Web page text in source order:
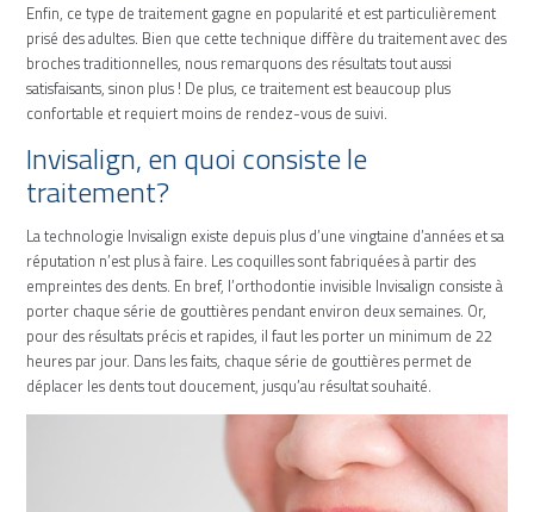
Enfin, ce type de traitement gagne en popularité et est particulièrement
prisé des adultes. Bien que cette technique diffère du traitement avec des
broches traditionnelles, nous remarquons des résultats tout aussi
satisfaisants, sinon plus ! De plus, ce traitement est beaucoup plus
confortable et requiert moins de rendez-vous de suivi.
Invisalign, en quoi consiste le
traitement?
La technologie Invisalign existe depuis plus d’une vingtaine d’années et sa
réputation n’est plus à faire. Les coquilles sont fabriquées à partir des
empreintes des dents. En bref, l’orthodontie invisible Invisalign consiste à
porter chaque série de gouttières pendant environ deux semaines. Or,
pour des résultats précis et rapides, il faut les porter un minimum de 22
heures par jour. Dans les faits, chaque série de gouttières permet de
déplacer les dents tout doucement, jusqu’au résultat souhaité.